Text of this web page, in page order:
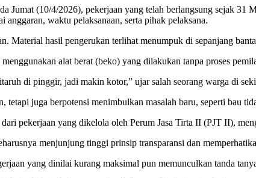
Jumat (10/4/2026), pekerjaan yang telah berlangsung sejak
anggaran, waktu pelaksanaan, serta pihak pelaksana.
Material hasil pengerukan terlihat menumpuk di sepanjang
alat berat (beko) yang dilakukan tanpa proses
di pinggir, jadi makin kotor,” ujar salah seorang warga di
juga berpotensi menimbulkan masalah baru, seperti bau
pekerjaan yang dikelola oleh Perum Jasa Tirta II (PJT II),
menjunjung tinggi prinsip transparansi dan
yang dinilai kurang maksimal pun memunculkan tanda